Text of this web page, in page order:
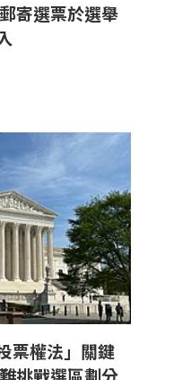
寄選票於選舉
票權法」關鍵
挑戰選區劃分